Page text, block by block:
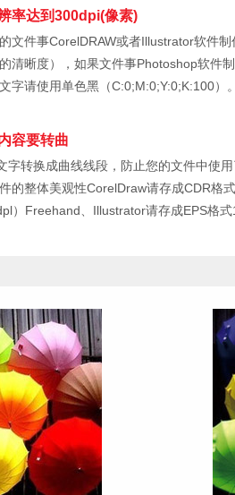
率达到300dpi(像素)
文件事CorelDRAW或者Illustrator软件
清晰度），如果文件事Photoshop软件
字请使用单色黑（C:0;M:0;Y:0;K:100）
容要转曲
字转换成曲线线段，防止您的文件中使
的整体美观性CorelDraw请存成CDR格
）Freehand、Illustrator请存成EPS格式